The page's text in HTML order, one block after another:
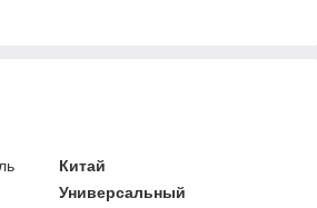
Китай
Универсальный